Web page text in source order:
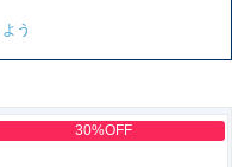
う
30%OFF